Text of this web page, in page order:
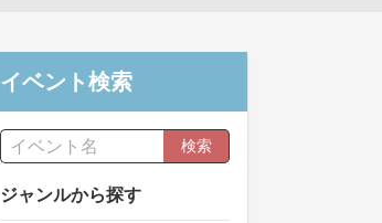
イベント検索
検索
ジャンルから探す